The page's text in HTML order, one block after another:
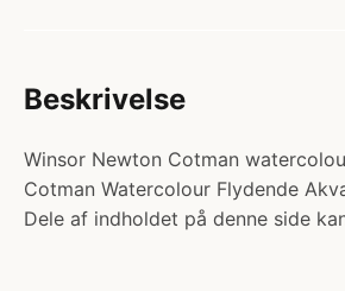
Beskrivelse
Winsor Newton Cotman
Cotman Watercolour Flydende
Dele af indholdet på denne side